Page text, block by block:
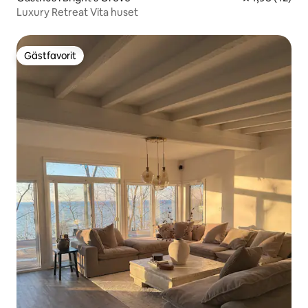
Luxury Retreat Vita huset
Gästfavorit
Gästfavorit